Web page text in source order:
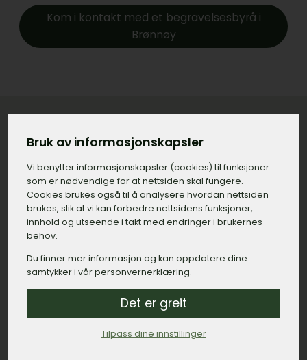
Kom i kontakt med et begravelsesbyrå i
Brønnøy
Konkret priseksempel på gravstein
med tilvalg i Brønnøy
Gravstein: 15.000,– kroner.
Gravering, navn og dato:500,– kroner.
Bedramme:2.500,– kroner.
Montert dekor, duer:1.200,– kroner.
Bruk av informasjonskapsler
Vi benytter informasjons­kapsler (cookies) til funksjoner
som er nødvendige for at nettsiden skal fungere.
Cookies brukes også til å analysere hvordan nettsiden
brukes, slik at vi kan forbedre nettsidens funksjoner,
innhold og utseende i takt med endringer i brukernes
behov.
Du finner mer informasjon og kan oppdatere dine
samtykker i vår personvernerklæring.
Det er greit
Tilpass dine innstillinger